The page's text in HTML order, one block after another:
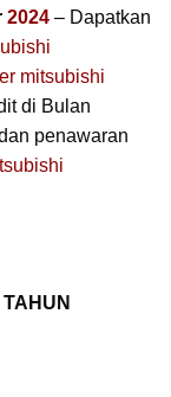
2024 – Dapatkan
mitsubishi
di Bulan
penawaran